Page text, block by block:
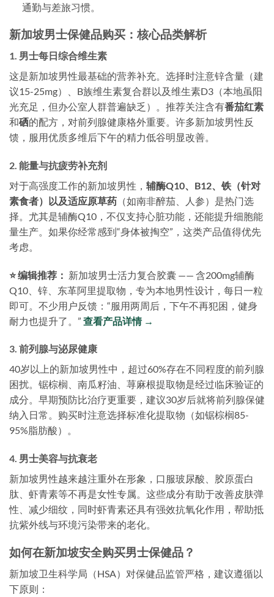
通勤与差旅习惯。
新加坡男士保健品购买：核心品类解析
1. 男士每日综合维生素
这是新加坡男性最基础的营养补充。选择时注意锌含量（建
议15-25mg）、B族维生素复合群以及维生素D3（本地虽阳
光充足，但办公室人群普遍缺乏）。推荐关注含有番茄红素
和硒的配方，对前列腺健康格外重要。许多新加坡男性反
馈，服用优质多维后下午的精力低谷明显改善。
2. 能量与抗疲劳补充剂
对于高强度工作的新加坡男性， 辅酶Q10、B12、铁（针对
素食者）以及适应原草药 （如南非醉茄、人参）是热门选
择。尤其是辅酶Q10，不仅支持心脏功能，还能提升细胞能
量生产。如果你经常感到“身体被掏空”，这类产品值得优先
考虑。
⭐ 编辑推荐： 新加坡男士活力复合胶囊 —— 含200mg辅酶
Q10、锌、东革阿里提取物，专为本地男性设计，每日一粒
即可。不少用户反馈：“服用两周后，下午不再犯困，健身
耐力也提升了。” 查看产品详情 →
3. 前列腺与泌尿健康
40岁以上的新加坡男性中，超过60%存在不同程度的前列腺
困扰。锯棕榈、南瓜籽油、荨麻根提取物是经过临床验证的
成分。早期预防比治疗更重要，建议30岁后就将前列腺保健
纳入日常。购买时注意选择标准化提取物（如锯棕榈85-
95%脂肪酸）。
4. 男士美容与抗衰老
新加坡男性越来越注重外在形象，口服玻尿酸、胶原蛋白
肽、虾青素等不再是女性专属。这些成分有助于改善皮肤弹
性、减少细纹，同时虾青素还具有强效抗氧化作用，帮助抵
抗紫外线与环境污染带来的老化。
如何在新加坡安全购买男士保健品？
新加坡卫生科学局（HSA）对保健品监管严格，建议遵循以
下原则：